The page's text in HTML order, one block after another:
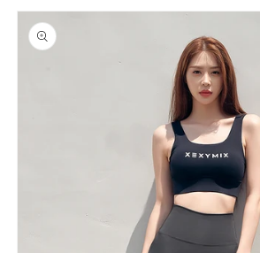
informace
produktu